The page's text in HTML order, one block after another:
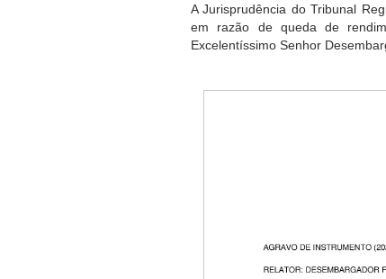
A Jurisprudência do Tribunal
em razão de queda de
Excelentíssimo Senhor